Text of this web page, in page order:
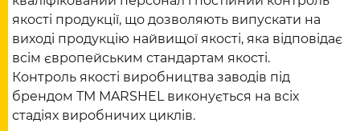
якості продукції, що дозволяють випускати на
виході продукцію найвищої якості, яка відповідає
всім європейським стандартам якості.
Контроль якості виробництва заводів під
брендом ТМ MARSHEL виконується на всіх
стадіях виробничих циклів.